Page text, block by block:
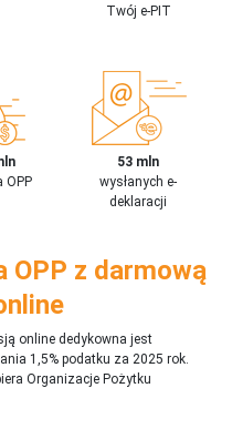
Twój e-PIT
OPP
53 mln
wysłanych e-
deklaracji
OPP z darmową
online dedykowna jest
1,5% podatku za 2025 rok.
Organizacje Pożytku